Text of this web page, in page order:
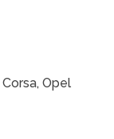
Corsa, Opel